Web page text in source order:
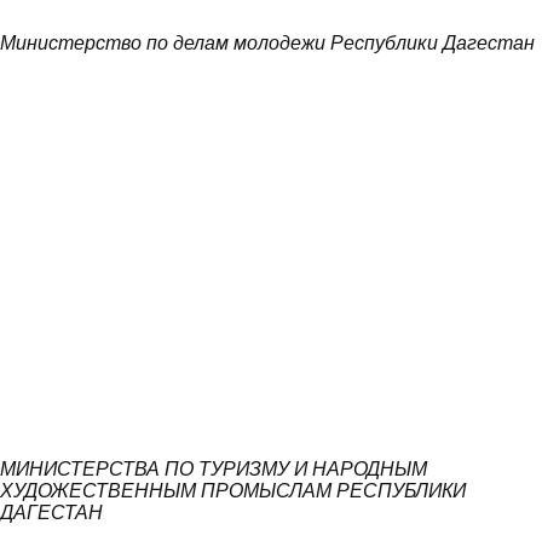
Министерство по делам молодежи Республики Дагестан
МИНИСТЕРСТВА ПО ТУРИЗМУ И НАРОДНЫМ
ХУДОЖЕСТВЕННЫМ ПРОМЫСЛАМ РЕСПУБЛИКИ
ДАГЕСТАН